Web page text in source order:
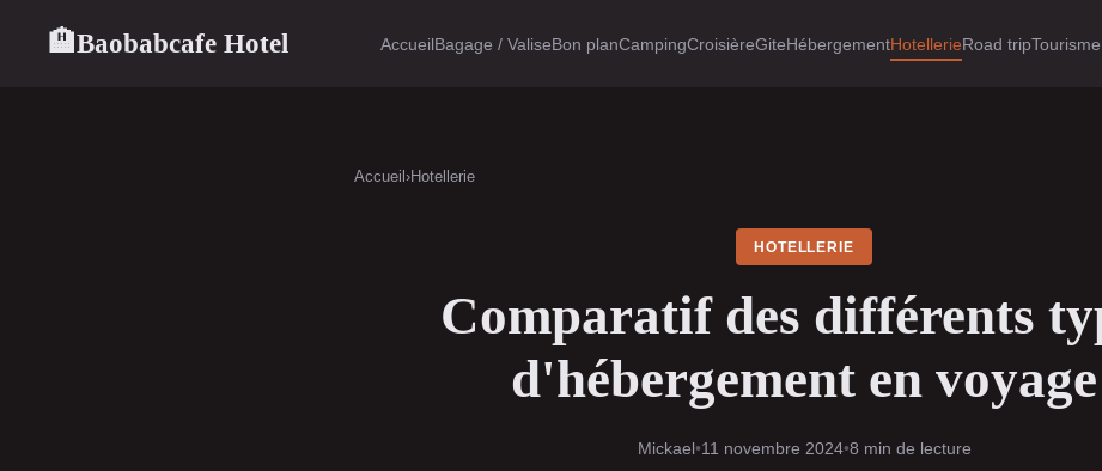
🏨Baobabcafe Hotel AccueilBagage / ValiseBon planCampingCroisièreGiteHébergementHotellerieRoad trip
Accueil ›Hotellerie
HOTELLERIE
Comparatif des différents
d'hébergement en voyage
Mickael•11 novembre 2024•8 min de lecture